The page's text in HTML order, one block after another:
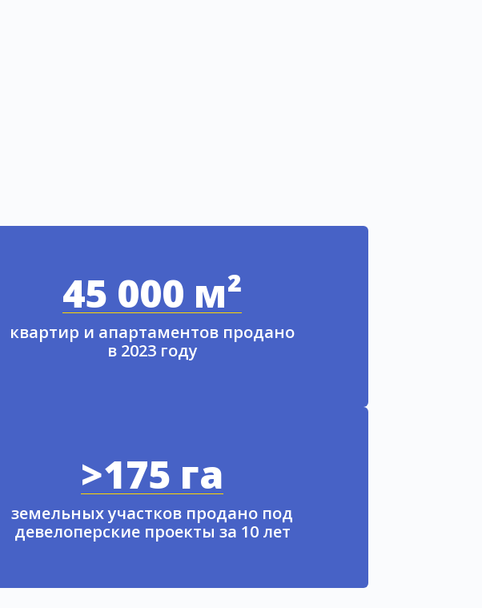
45 000 м²
квартир и апартаментов продано
в 2023 году
>175 га
земельных участков продано под
девелоперские проекты за 10 лет